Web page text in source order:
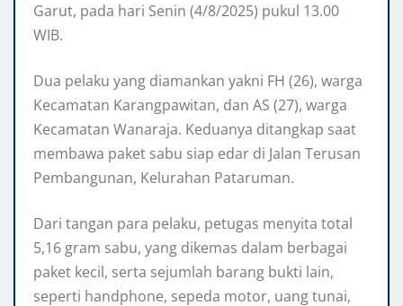
Garut, pada hari Senin (4/8/2025) pukul 13.00
WIB.
Dua pelaku yang diamankan yakni FH (26), warga
Kecamatan Karangpawitan, dan AS (27), warga
Kecamatan Wanaraja. Keduanya ditangkap saat
membawa paket sabu siap edar di Jalan Terusan
Pembangunan, Kelurahan Pataruman.
Dari tangan para pelaku, petugas menyita total
5,16 gram sabu, yang dikemas dalam berbagai
paket kecil, serta sejumlah barang bukti lain,
seperti handphone, sepeda motor, uang tunai,